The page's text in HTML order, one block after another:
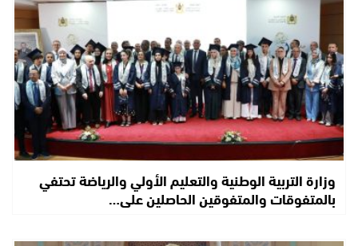
وزارة التربية الوطنية والتعليم الأولي والرياضة تحتفي
بالمتفوقات والمتفوقين الحاصلين على…